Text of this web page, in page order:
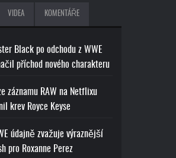
VIDEA KOMENTÁŘE
Black po odchodu z WWE
příchod nového charakteru
záznamu RAW na Netflixu
krev Royce Keyse
údajně zvažuje výraznější
pro Roxanne Perez